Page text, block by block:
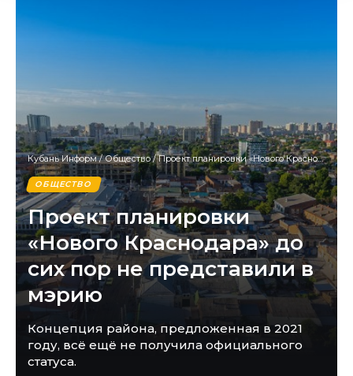
Кубань Информ/Общество/Проект планировки «Нового Краснодара» до сих пор не представили в мэрию
ОБЩЕСТВО
Проект планировки
«Нового Краснодара» до
сих пор не представили в
мэрию
Концепция района, предложенная в 2021
году, всё ещё не получила официального
статуса.